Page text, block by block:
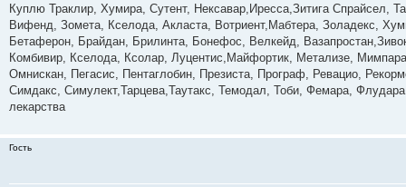
о
б
щ
е
и
е
Куплю Траклир, Хумира, Сутент, Нексавар,Иресса,Зитига Спрайсел,
Вифенд, Зомета, Кселода, Акласта, Вотриент,Мабтера, Золадекс,
Бетаферон, Брайдан, Брилинта, Бонефос, Велкейд,
Комбивир, Кселода, Ксолар, Луцентис,Майфортик, Метализе,
Омнискан, Пегасис, Пентаглобин, Презиста, Програф, Ревацио,
Симдакс, Симулект,Тарцева,Таутакс, Темодал, Тоби, Фемара,
лекарства
Гость